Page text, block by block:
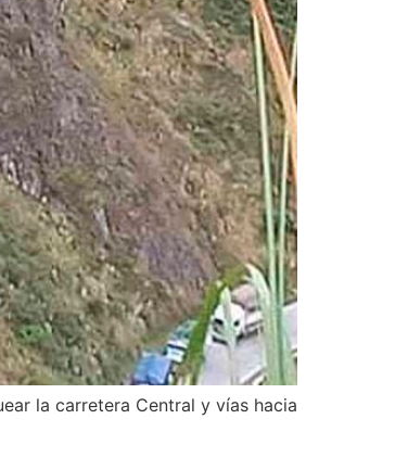
la carretera Central y vías hacia